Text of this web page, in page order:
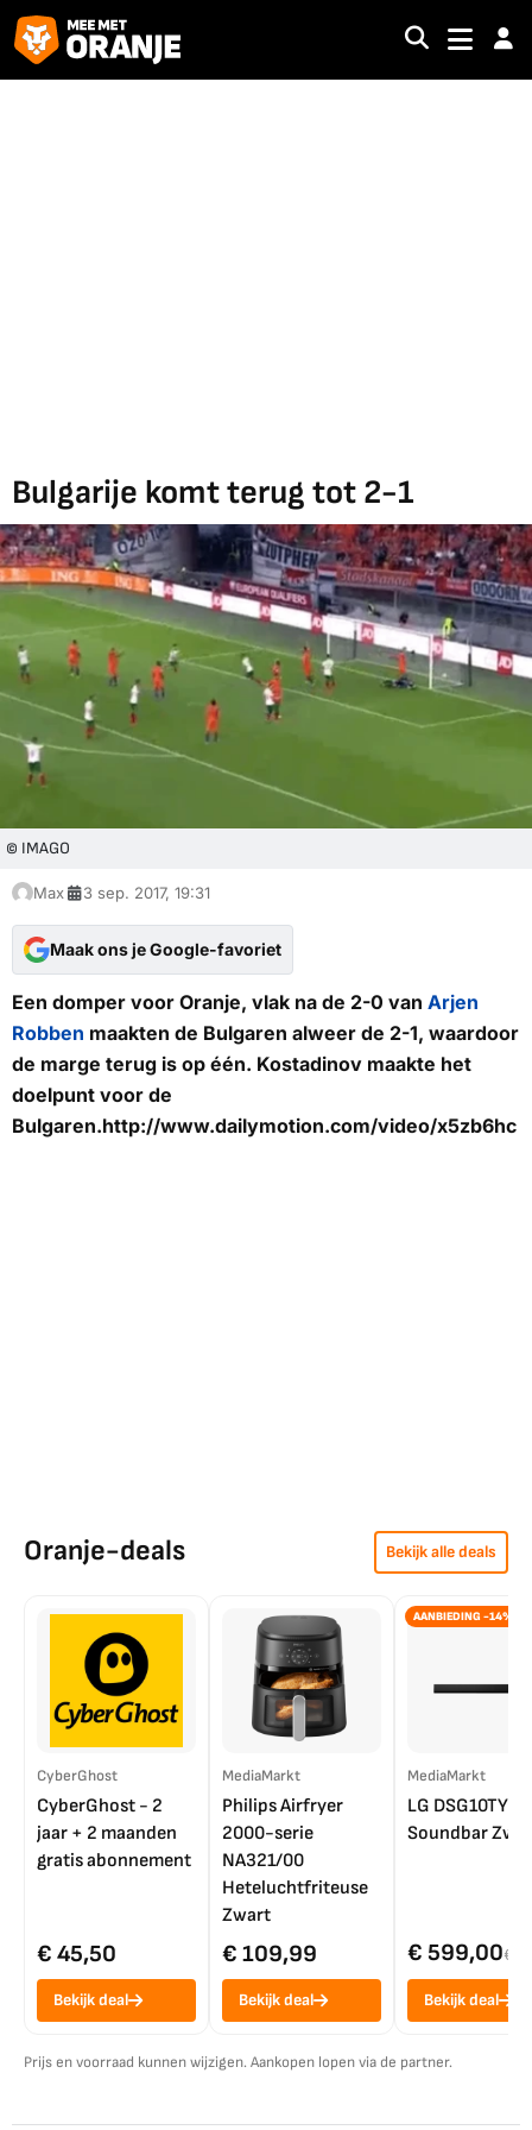
Bulgarije komt terug tot 2-1
© IMAGO
Max 3 sep. 2017, 19:31
Maak ons je Google-favoriet
Een domper voor Oranje, vlak na de 2-0 van Arjen
Robben maakten de Bulgaren alweer de 2-1, waardoor
de marge terug is op één. Kostadinov maakte het
doelpunt voor de
Bulgaren.http://www.dailymotion.com/video/x5zb6hc
Oranje-deals Bekijk alle deals
CyberGhost
CyberGhost - 2
jaar + 2 maanden
gratis abonnement
€ 45,50
Bekijk deal
MediaMarkt
Philips Airfryer
2000-serie
NA321/00
Heteluchtfriteuse
Zwart
€ 109,99
Bekijk deal
AANBIEDING -14%
MediaMarkt
LG DSG10TY
Soundbar
€ 599,00€
Bekijk deal
Prijs en voorraad kunnen wijzigen. Aankopen lopen via de partner.